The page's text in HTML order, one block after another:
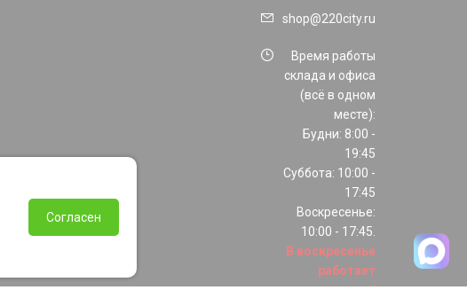
shop@220city.ru
Время работы
склада и офиса
(всё в одном
месте):
Будни: 8:00 -
19:45
Суббота: 10:00 -
17:45
Воскресенье:
10:00 - 17:45.
В воскресенье
работает
только шоурум!
Согласен